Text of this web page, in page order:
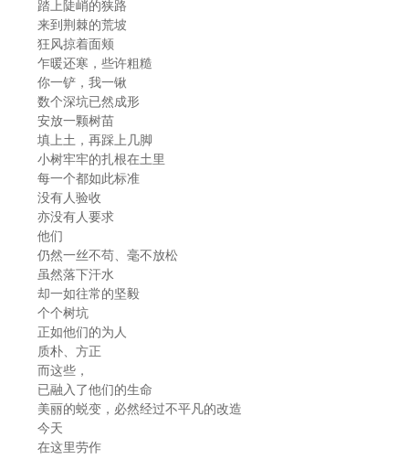
踏上陡峭的狭路
来到荆棘的荒坡
狂风掠着面颊
乍暖还寒，些许粗糙
你一铲，我一锹
数个深坑已然成形
安放一颗树苗
填上土，再踩上几脚
小树牢牢的扎根在土里
每一个都如此标准
没有人验收
亦没有人要求
他们
仍然一丝不苟、毫不放松
虽然落下汗水
却一如往常的坚毅
个个树坑
正如他们的为人
质朴、方正
而这些，
已融入了他们的生命
美丽的蜕变，必然经过不平凡的改造
今天
在这里劳作